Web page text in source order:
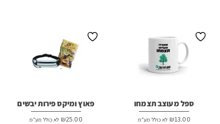
ספל מעוצב תצמחו
₪13.00 לא כולל מע"מ
פאוץ ומיקס פירות יבשים
₪25.00 לא כולל מע"מ